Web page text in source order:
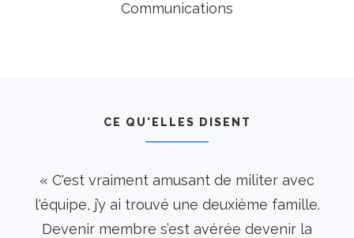
Communications
CE QU'ELLES DISENT
« C'est vraiment amusant de militer avec
l'équipe, j’y ai trouvé une deuxième famille.
Devenir membre s’est avérée devenir la